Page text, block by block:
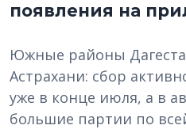
появления на
Южные районы
Астрахани: сбор
уже в конце июля, а в
большие партии по